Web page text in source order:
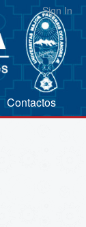
Sign In
Contactos